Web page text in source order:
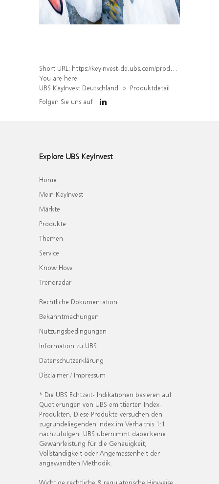
Short URL: https://keyinvest-de.ubs.com/produkt/detail/index/isin/DE000WA73MC7
You are here:
UBS KeyInvest Deutschland
Produktdetail
Folgen Sie uns auf
Explore UBS KeyInvest
Home
Mein KeyInvest
Märkte
Produkte
Themen
Service
Know How
Trendradar
Rechtliche Dokumentation
Bekanntmachungen
Nutzungsbedingungen
Information zu UBS
Datenschutzerklärung
Disclaimer / Impressum
* Die UBS Echtzeit- Indikationen basieren auf
Quotierungen von UBS emittierten Index-
Produkten. Diese Produkte versuchen den
zugrundeliegenden Index im Verhältnis 1:1
nachzufolgen. UBS übernimmt dabei keine
Gewährleistung für die Genauigkeit,
Vollständigkeit oder Angemessenheit der
angewandten Methodik.